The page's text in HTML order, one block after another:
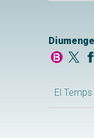
El Temps